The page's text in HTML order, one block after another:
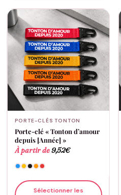
PORTE-CLÉS TONTON
Porte-clé « Tonton d’amour
depuis [Année] »
À partir de9,52€
Sélectionner les